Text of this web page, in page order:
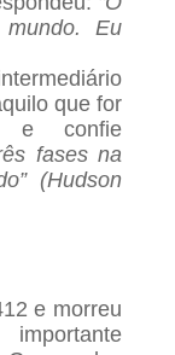
Eu
que for
e confie
fases na
(Hudson
e morreu